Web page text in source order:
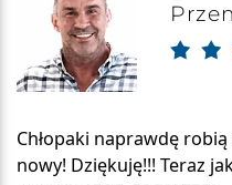
Chłopaki naprawdę
nowy! Dziękuję!!! Teraz